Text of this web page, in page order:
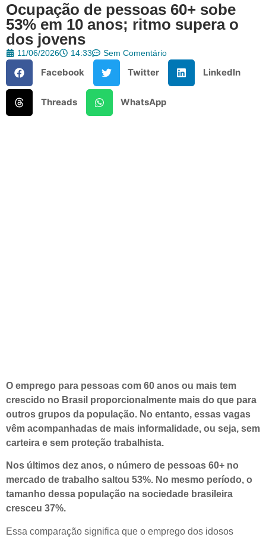
Ocupação de pessoas 60+ sobe
53% em 10 anos; ritmo supera o
dos jovens
11/06/2026 14:33 Sem Comentário
Facebook Twitter LinkedIn
Threads WhatsApp
O emprego para pessoas com 60 anos ou mais tem
crescido no Brasil proporcionalmente mais do que para
outros grupos da população. No entanto, essas vagas
vêm acompanhadas de mais informalidade, ou seja, sem
carteira e sem proteção trabalhista.
Nos últimos dez anos, o número de pessoas 60+ no
mercado de trabalho saltou 53%. No mesmo período, o
tamanho dessa população na sociedade brasileira
cresceu 37%.
Essa comparação significa que o emprego dos idosos